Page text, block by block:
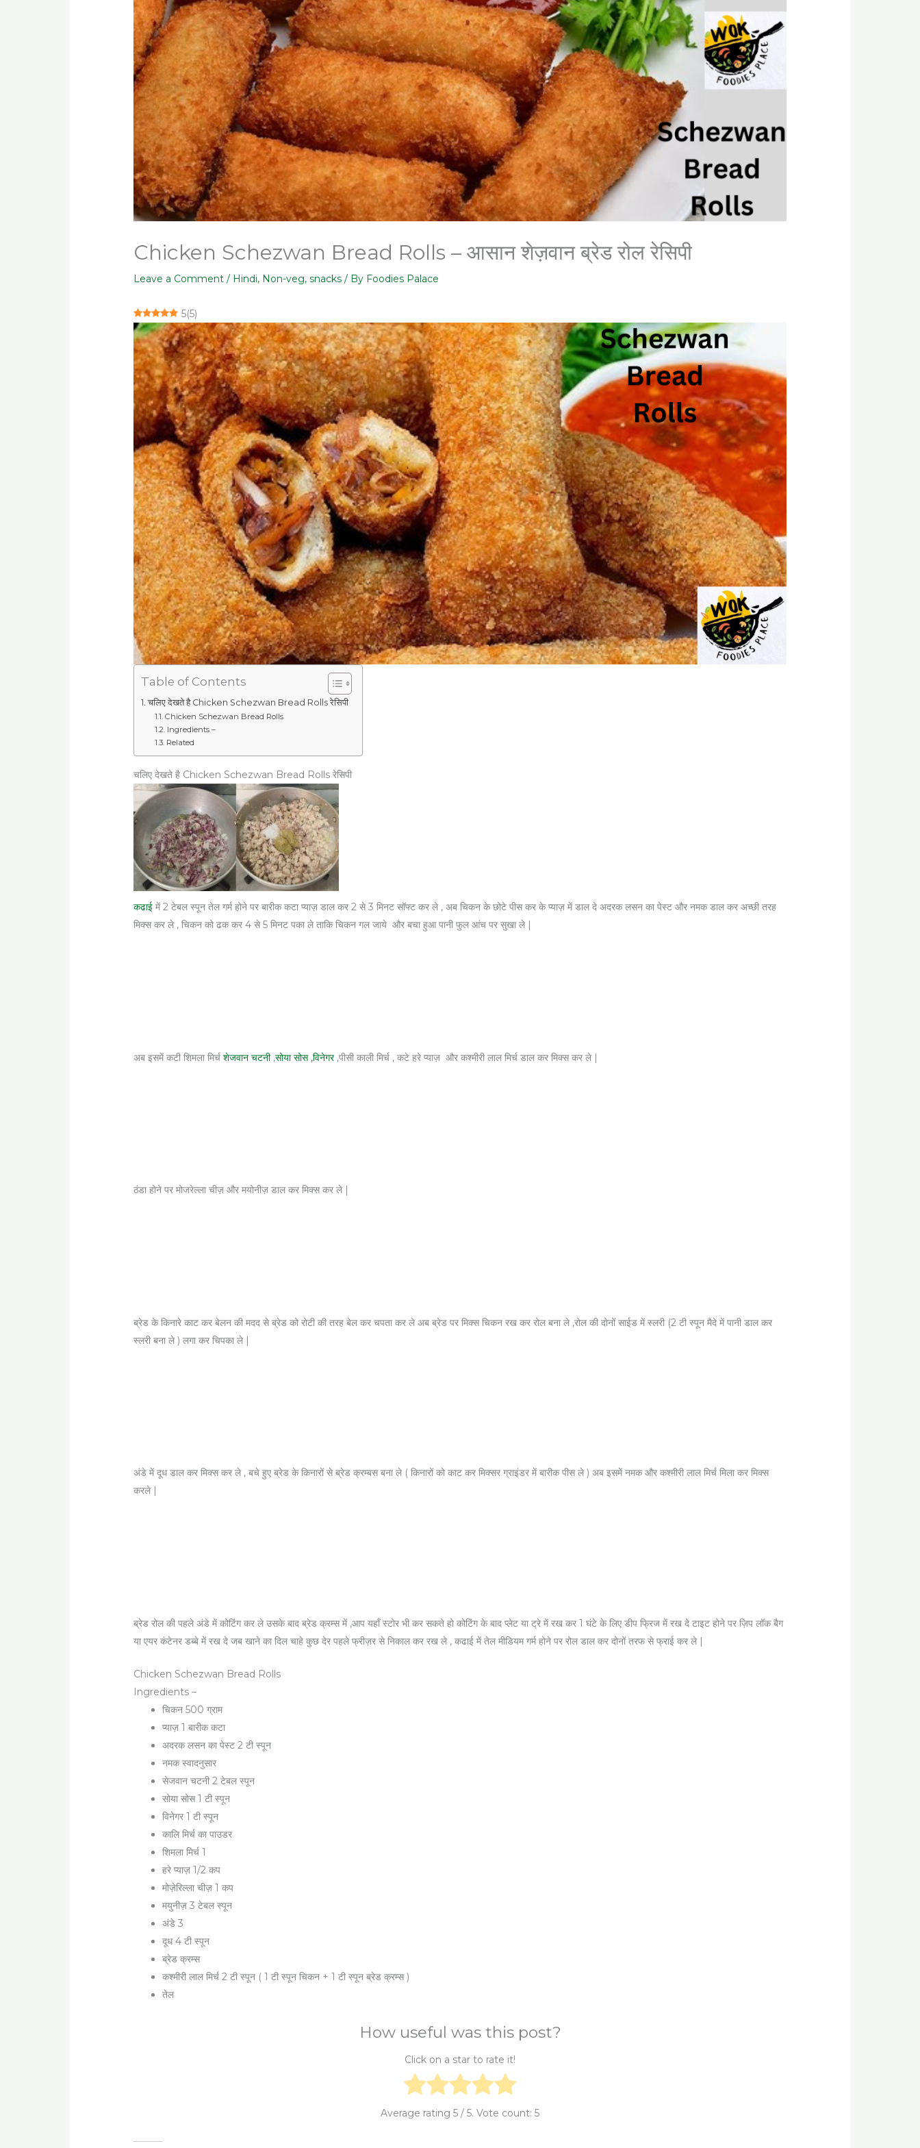
Chicken Schezwan Bread Rolls – आसान शेज़वान ब्रेड रोल रेसिपी
Leave a Comment / Hindi, Non-veg,snacks / By Foodies Palace
5(5)
Table of Contents
चलिए देखते है Chicken Schezwan Bread Rolls रेसिपी
Chicken Schezwan Bread Rolls
Ingredients –
Related
चलिए देखते है Chicken Schezwan Bread Rolls रेसिपी
कढाई में 2 टेबल स्पून तेल गर्म होने पर बारीक कटा प्याज़ डाल कर 2 से 3 मिनट सॉफ्ट कर ले , अब चिकन के छोटे पीस कर के प्याज़ में डाल दे अदरक लसन का पेस्ट और नमक डाल कर अच्छी तरह
मिक्स कर ले , चिकन को ढक कर 4 से 5 मिनट पका ले ताकि चिकन गल जाये और बचा हुआ पानी फुल आंच पर सुखा ले |
अब इसमें कटी शिमला मिर्चशेजवान चटनी,सोया सोस ,विनेगर,पीसी काली मिर्च , कटे हरे प्याज़ और कश्मीरी लाल मिर्च डाल कर मिक्स कर ले |
ठंडा होने पर मोजरेल्ला चीज़ और मयोनीज़ डाल कर मिक्स कर ले |
ब्रेड के किनारे काट कर बेलन की मदद से ब्रेड को रोटी की तरह बेल कर चपता कर ले अब ब्रेड पर मिक्स चिकन रख कर रोल बना ले ,रोल की दोनों साईड में स्लरी (2 टी स्पून मैदे में पानी डाल कर
स्लरी बना ले ) लगा कर चिपका ले |
अंडे में दूध डाल कर मिक्स कर ले , बचे हुए ब्रेड के किनारों से ब्रेड क्रम्बस बना ले ( किनारों को काट कर मिक्सर ग्राइंडर में बारीक पीस ले ) अब इसमें नमक और कश्मीरी लाल मिर्च मिला कर मिक्स
करले |
ब्रेड रोल की पहले अंडे में कोटिंग कर ले उसके बाद ब्रेड क्रम्स में ,आप यहाँ स्टोर भी कर सकते हो कोटिंग के बाद प्लेट या ट्रे में रख कर 1 घंटे के लिए डीप फ्रिज में रख दे टाइट होने पर ज़िप लॉक बैग
या एयर कंटेनर डब्बे में रख दे जब खाने का दिल चाहे कुछ देर पहले फ्रीज़र से निकाल कर रख ले , कढाई में तेल मीडियम गर्म होने पर रोल डाल कर दोनों तरफ से फ्राई कर ले |
Chicken Schezwan Bread Rolls
Ingredients –
चिकन 500 ग्राम
प्याज़ 1 बारीक कटा
अदरक लसन का पेस्ट 2 टी स्पून
नमक स्वादनुसार
सेजवान चटनी 2 टेबल स्पून
सोया सोस 1 टी स्पून
विनेगर 1 टी स्पून
कालि मिर्च का पाउडर
शिमला मिर्च 1
हरे प्याज़ 1/2 कप
मोज़ेरिल्ला चीज़ 1 कप
मयुनीज़ 3 टेबल स्पून
अंडे 3
दूध 4 टी स्पून
ब्रेड क्रम्स
कश्मीरी लाल मिर्च 2 टी स्पून ( 1 टी स्पून चिकन + 1 टी स्पून ब्रेड क्रम्स )
तेल
How useful was this post?
Click on a star to rate it!
Average rating 5 / 5. Vote count: 5